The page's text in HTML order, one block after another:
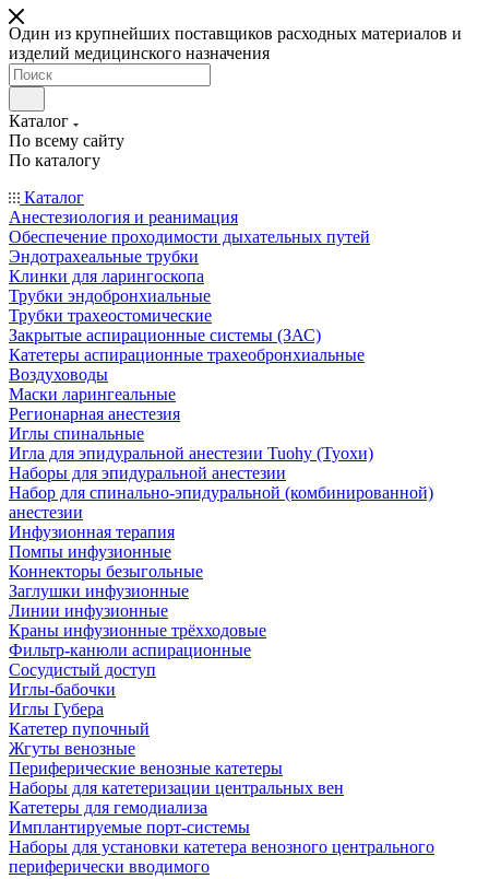
Один из крупнейших поставщиков расходных материалов и
изделий медицинского назначения
Каталог
По всему сайту
По каталогу
Каталог
Анестезиология и реанимация
Обеспечение проходимости дыхательных путей
Эндотрахеальные трубки
Клинки для ларингоскопа
Трубки эндобронхиальные
Трубки трахеостомические
Закрытые аспирационные системы (ЗАС)
Катетеры аспирационные трахеобронхиальные
Воздуховоды
Маски ларингеальные
Регионарная анестезия
Иглы спинальные
Игла для эпидуральной анестезии Tuohy (Туохи)
Наборы для эпидуральной анестезии
Набор для спинально-эпидуральной (комбинированной)
анестезии
Инфузионная терапия
Помпы инфузионные
Коннекторы безыгольные
Заглушки инфузионные
Линии инфузионные
Краны инфузионные трёхходовые
Фильтр-канюли аспирационные
Сосудистый доступ
Иглы-бабочки
Иглы Губера
Катетер пупочный
Жгуты венозные
Периферические венозные катетеры
Наборы для катетеризации центральных вен
Катетеры для гемодиализа
Имплантируемые порт‑системы
Наборы для установки катетера венозного центрального
периферически вводимого